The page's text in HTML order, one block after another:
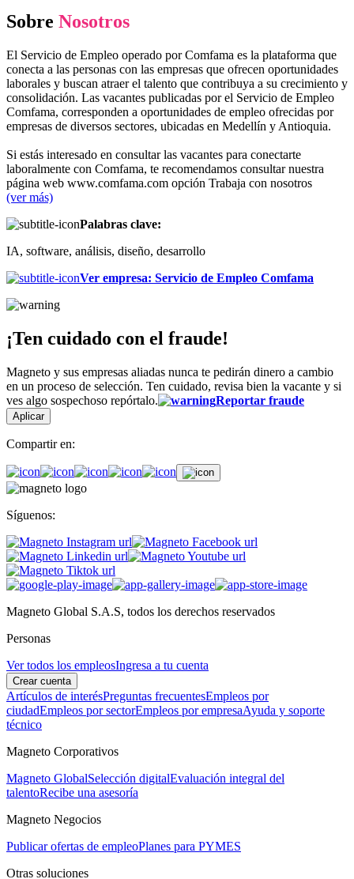
Sobre Nosotros
El Servicio de Empleo operado por Comfama es la plataforma que
conecta a las personas con las empresas que ofrecen oportunidades
laborales y buscan atraer el talento que contribuya a su crecimiento y
consolidación. Las vacantes publicadas por el Servicio de Empleo
Comfama, corresponden a oportunidades de empleo ofrecidas por
empresas de diversos sectores, ubicadas en Medellín y Antioquia.
Si estás interesado en consultar las vacantes para conectarte
laboralmente con Comfama, te recomendamos consultar nuestra
página web www.comfama.com opción Trabaja con nosotros
(ver más)
Palabras clave:
IA, software, análisis, diseño, desarrollo
Ver empresa: Servicio de Empleo Comfama
¡Ten cuidado con el fraude!
Magneto y sus empresas aliadas nunca te pedirán dinero a cambio
en un proceso de selección. Ten cuidado, revisa bien la vacante y si
ves algo sospechoso repórtalo.
Reportar fraude
Aplicar
Compartir en:
Síguenos:
Magneto Global S.A.S, todos los derechos reservados
Personas
Ver todos los empleosIngresa a tu cuenta
Crear cuenta
Artículos de interésPreguntas frecuentesEmpleos por
ciudadEmpleos por sectorEmpleos por empresaAyuda y soporte
técnico
Magneto Corporativos
Magneto GlobalSelección digitalEvaluación integral del
talentoRecibe una asesoría
Magneto Negocios
Publicar ofertas de empleoPlanes para PYMES
Otras soluciones